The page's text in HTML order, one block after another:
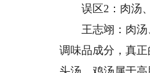
误区2：肉汤、
王志翊：肉汤、
调味品成分，真